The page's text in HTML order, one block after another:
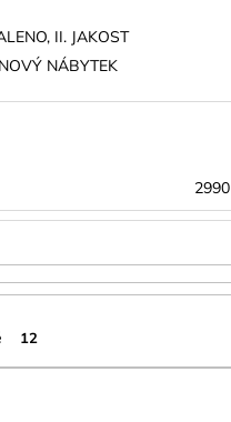
II. JAKOST
NÁBYTEK
2990
12